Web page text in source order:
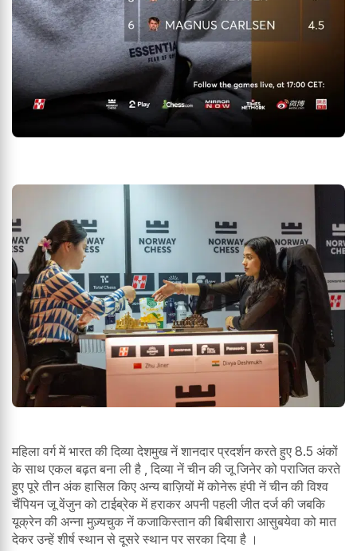
महिला वर्ग में भारत की दिव्या देशमुख नें शानदार प्रदर्शन करते हुए 8.5 अंकों
के साथ एकल बढ़त बना ली है , दिव्या नें चीन की जू जिनेर को पराजित करते
हुए पूरे तीन अंक हासिल किए अन्य बाज़ियों में कोनेरू हंपी नें चीन की विश्व
चैंपियन जू वेंजुन को टाईब्रेक में हराकर अपनी पहली जीत दर्ज की जबकि
यूक्रेन की अन्ना मुज़्यचुक नें कजाकिस्तान की बिबीसारा आसुबयेवा को मात
देकर उन्हें शीर्ष स्थान से दूसरे स्थान पर सरका दिया है ।